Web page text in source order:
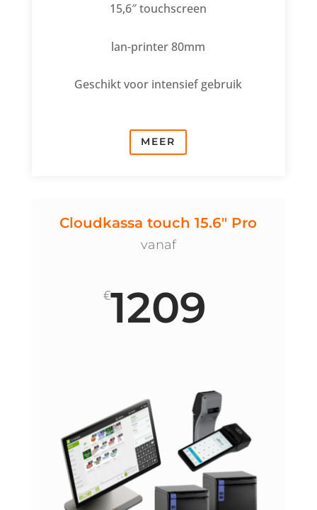
15,6″ touchscreen
lan-printer 80mm
Geschikt voor intensief gebruik
MEER
Cloudkassa touch 15.6" Pro
vanaf
€1209